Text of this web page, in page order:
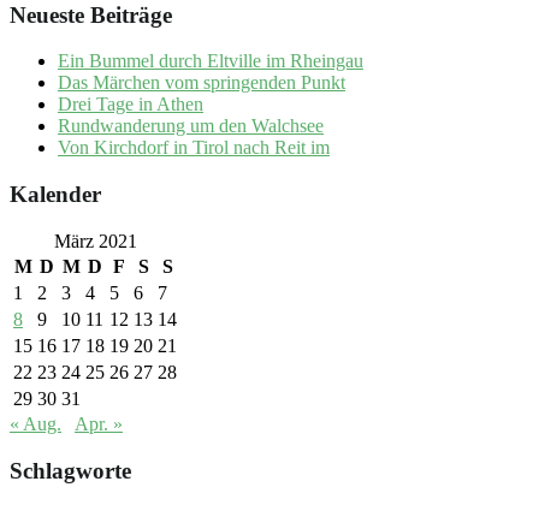
Neueste Beiträge
Ein Bummel durch Eltville im Rheingau
Das Märchen vom springenden Punkt
Drei Tage in Athen
Rundwanderung um den Walchsee
Von Kirchdorf in Tirol nach Reit im
Kalender
März 2021
M D M D F S
S
1
2 3 4 5 6
7
8
9 10 11 12 13 14
15 16 17 18 19 20 21
22 23 24 25 26 27 28
29 30 31
« Aug.
Apr. »
Schlagworte